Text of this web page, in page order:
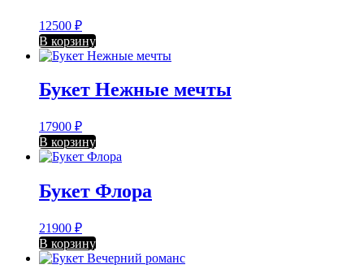
12500 ₽
В корзину
Букет Нежные мечты
17900 ₽
В корзину
Букет Флора
21900 ₽
В корзину